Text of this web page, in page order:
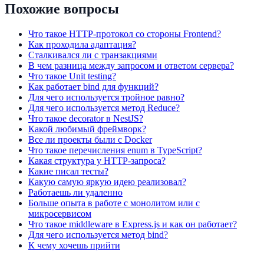
Похожие вопросы
Что такое HTTP-протокол со стороны Frontend?
Как проходила адаптация?
Сталкивался ли с транзакциями
В чем разница между запросом и ответом сервера?
Что такое Unit testing?
Как работает bind для функций?
Для чего используется тройное равно?
Для чего используется метод Reduce?
Что такое decorator в NestJS?
Какой любимый фреймворк?
Все ли проекты были с Docker
Что такое перечисления enum в TypeScript?
Какая структура у HTTP-запроса?
Какие писал тесты?
Какую самую яркую идею реализовал?
Работаешь ли удаленно
Больше опыта в работе с монолитом или с
микросервисом
Что такое middleware в Express.js и как он работает?
Для чего используется метод bind?
К чему хочешь прийти